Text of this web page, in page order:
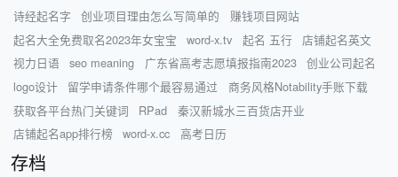
诗经起名字 创业项目理由怎么写简单的
赚钱项目网站
起名大全免费取名2023年女宝宝
word-x.tv 起名 五行
店铺起名英文
视力日语
seo meaning 广东省高考志愿填报指南2023
创业公司起名
logo设计
留学申请条件哪个最容易通过
商务风格Notability手账下载
获取各平台热门关键词
RPad
秦汉新城水三百货店开业
店铺起名app排行榜
word-x.cc 高考日历
存档